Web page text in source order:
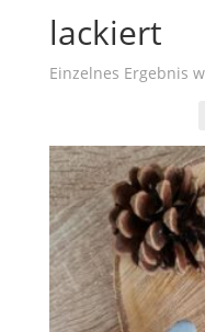
lackiert
Einzelnes Ergebnis